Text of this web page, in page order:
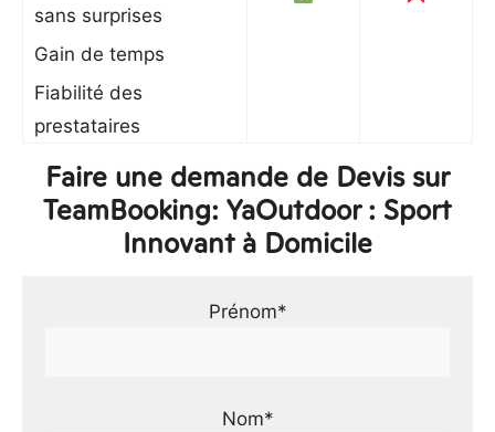
sans surprises
Gain de temps
Fiabilité des
prestataires
Faire une demande de Devis sur
TeamBooking: YaOutdoor : Sport
Innovant à Domicile
Prénom*
Nom*